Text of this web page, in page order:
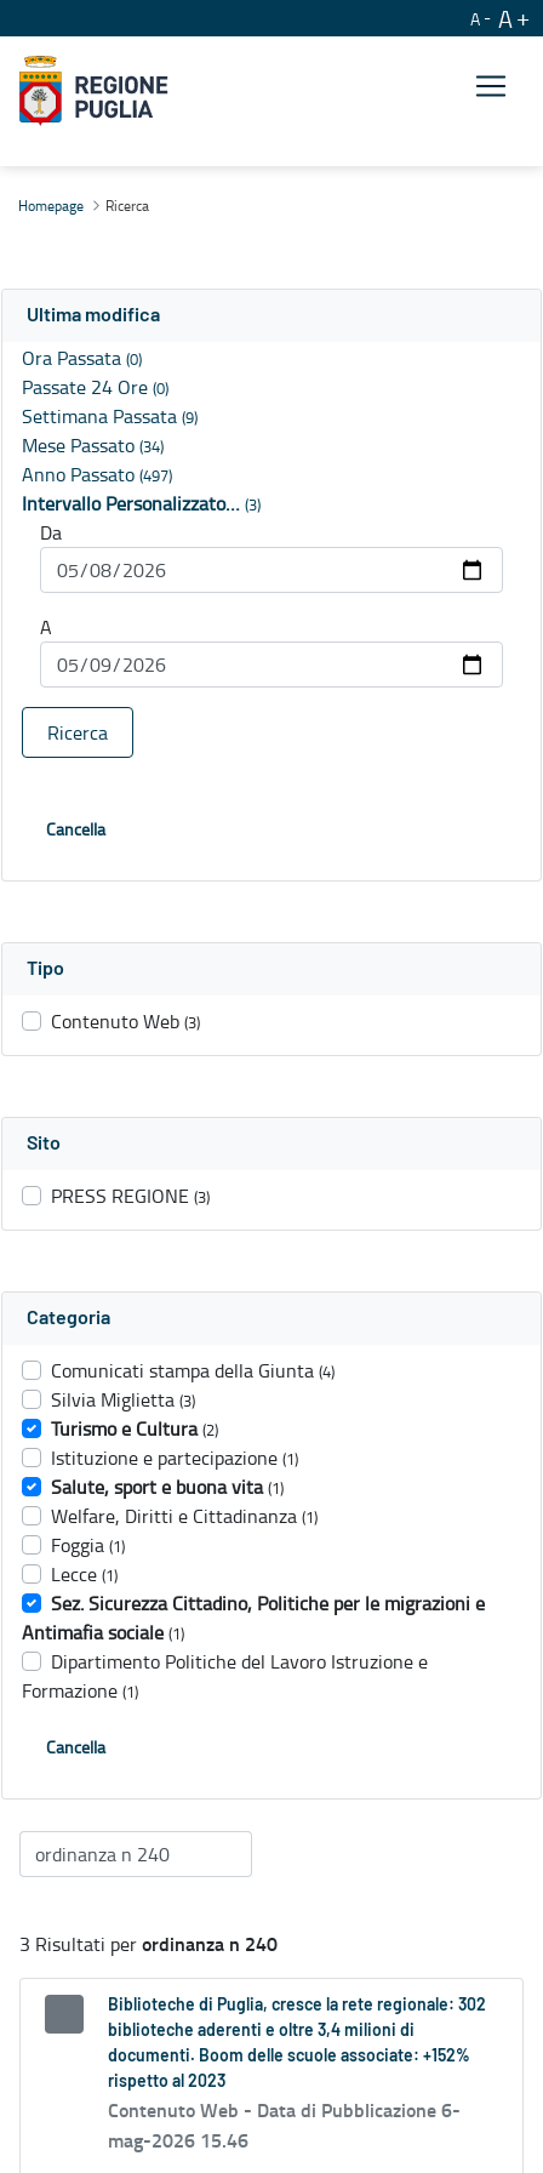
A A
Homepage Ricerca
Ultima modifica
Ora Passata (0)
Passate 24 Ore (0)
Settimana Passata (9)
Mese Passato (34)
Anno Passato (497)
Intervallo Personalizzato… (3)
Da
A
Ricerca
Cancella
Tipo
Contenuto Web (3)
Sito
PRESS REGIONE (3)
Categoria
Comunicati stampa della Giunta (4)
Silvia Miglietta (3)
Turismo e Cultura (2)
Istituzione e partecipazione (1)
Salute, sport e buona vita (1)
Welfare, Diritti e Cittadinanza (1)
Foggia (1)
Lecce (1)
Sez. Sicurezza Cittadino, Politiche per le migrazioni e
Antimafia sociale (1)
Dipartimento Politiche del Lavoro Istruzione e
Formazione (1)
Cancella
3 Risultati perordinanza n 240
Biblioteche di Puglia, cresce la rete regionale: 302
biblioteche aderenti e oltre 3,4 milioni di
documenti. Boom delle scuole associate: +152%
rispetto al 2023
Contenuto Web - Data di Pubblicazione 6-
mag-2026 15.46